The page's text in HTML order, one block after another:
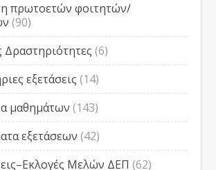
πρωτοετών φοιτητών/
(90)
Δραστηριότητες (6)
εξετάσεις (14)
μαθημάτων (143)
εξετάσεων (42)
Μελών ΔΕΠ (62)